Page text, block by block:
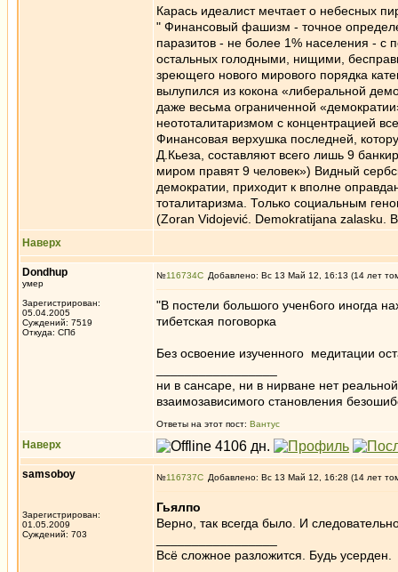
Карась идеалист мечтает о небесных
" Финансовый фашизм - точное
паразитов - не более 1% населения -
остальных голодными, нищими,
зреющего нового мирового порядка
вылупился из кокона «либеральной
даже весьма ограниченной
неототалитаризмом с концентрацией
Финансовая верхушка последней,
Д.Кьеза, составляют всего лишь 9
миром правят 9 человек») Видный
демократии, приходит к вполне
тоталитаризма. Только социальным
(Zoran Vidojević. Demokratijana zalasku.
Наверх
Dondhup
умер
Зарегистрирован:
05.04.2005
Суждений: 7519
Откуда: СПб
№116734 Добавлено: Вс 13 Май 12, 16:13 (14 лет
"В постели большого учен6ого иногда
тибетская поговорка
Без освоение изученного медитации
ни в сансаре, ни в нирване нет
взаимозависимого становления
Ответы на этот пост: Вантус
Наверх
samsoboy
Зарегистрирован:
01.05.2009
Суждений: 703
№116737 Добавлено: Вс 13 Май 12, 16:28 (14 лет
Гьялпо
Верно, так всегда было. И
Всё сложное разложится. Будь усерден.